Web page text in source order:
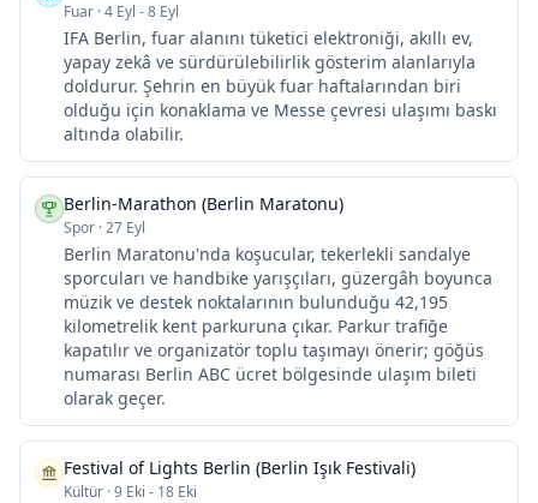
Fuar ·4 Eyl - 8 Eyl
IFA Berlin, fuar alanını tüketici elektroniği, akıllı ev,
yapay zekâ ve sürdürülebilirlik gösterim alanlarıyla
doldurur. Şehrin en büyük fuar haftalarından biri
olduğu için konaklama ve Messe çevresi ulaşımı baskı
altında olabilir.
Berlin-Marathon (Berlin Maratonu)
Spor ·27 Eyl
Berlin Maratonu'nda koşucular, tekerlekli sandalye
sporcuları ve handbike yarışçıları, güzergâh boyunca
müzik ve destek noktalarının bulunduğu 42,195
kilometrelik kent parkuruna çıkar. Parkur trafiğe
kapatılır ve organizatör toplu taşımayı önerir; göğüs
numarası Berlin ABC ücret bölgesinde ulaşım bileti
olarak geçer.
Festival of Lights Berlin (Berlin Işık Festivali)
Kültür ·9 Eki - 18 Eki